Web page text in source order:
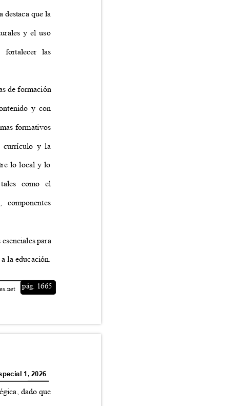
destaca que la
y el uso
fortalecer las
de formación
y con
formativos
currículo y la
lo local y lo
tales como el
componentes
para
la educación.
pág. 1665
1, 2026
dado que